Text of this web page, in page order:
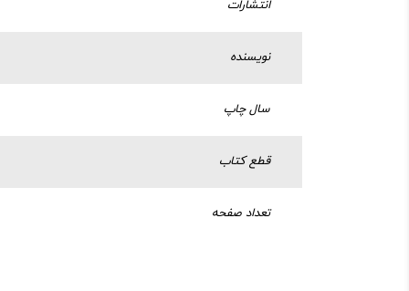
انتشارات
نویسنده
سال چاپ
قطع کتاب
تعداد صفحه